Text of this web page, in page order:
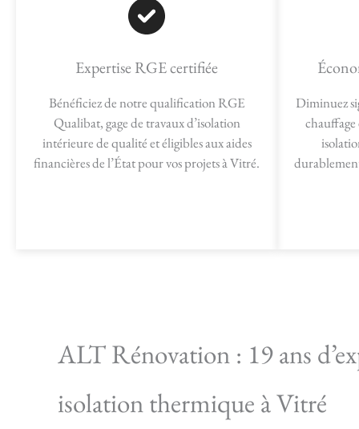
Expertise RGE certifiée
Bénéficiez de notre qualification RGE
Qualibat, gage de travaux d’isolation
intérieure de qualité et éligibles aux aides
financières de l’État pour vos projets à Vitré.
Diminuez
chauffage
ALT Rénovation : 19 ans
isolation thermique à Vitré